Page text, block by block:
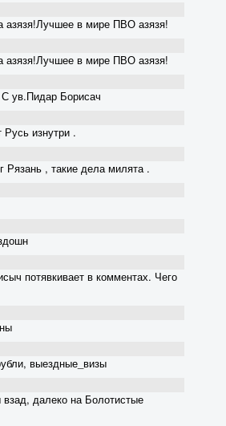
азязя!Лучшее в мире ПВО азязя!
азязя!Лучшее в мире ПВО азязя!
Борисач
изнутри .
Рязань , такие дела милята .
потявкивает в комментах. Чего
выездные_визы
далеко на Болотистые